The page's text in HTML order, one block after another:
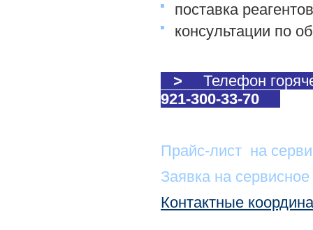
поставка
консультации по
>
Телефон
921-300-33-70
Прайс-лист на
Заявка на
Контактные